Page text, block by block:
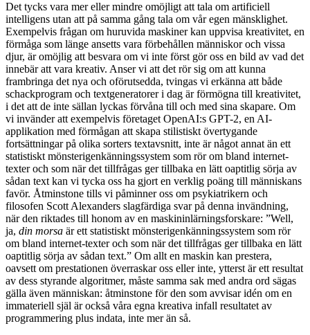
Det tycks vara mer eller mindre omöjligt att tala om artificiell
intelligens utan att på samma gång tala om vår egen mänsklighet.
Exempelvis frågan om huruvida maskiner kan uppvisa kreativitet, en
förmåga som länge ansetts vara förbehållen människor och vissa
djur, är omöjlig att besvara om vi inte först gör oss en bild av vad det
innebär att vara kreativ. Anser vi att det rör sig om att kunna
frambringa det nya och oförutsedda, tvingas vi erkänna att både
schackprogram och textgeneratorer i dag är förmögna till kreativitet,
i det att de inte sällan lyckas förvåna till och med sina skapare. Om
vi invänder att exempelvis företaget OpenAI:s GPT-2, en AI-
applikation med förmågan att skapa stilistiskt övertygande
fortsättningar på olika sorters textavsnitt, inte är något annat än ett
statistiskt mönsterigenkänningssystem som rör om bland internet-
texter och som när det tillfrågas ger tillbaka en lätt oaptitlig sörja av
sådan text kan vi tycka oss ha gjort en verklig poäng till människans
favör. Åtminstone tills vi påminner oss om psykiatrikern och
filosofen Scott Alexanders slagfärdiga svar på denna invändning,
när den riktades till honom av en maskininlärningsforskare: ”Well,
ja, din morsa är ett statistiskt mönsterigenkänningssystem som rör
om bland internet-texter och som när det tillfrågas ger tillbaka en lätt
oaptitlig sörja av sådan text.” Om allt en maskin kan prestera,
oavsett om prestationen överraskar oss eller inte, ytterst är ett resultat
av dess styrande algoritmer, måste samma sak med andra ord sägas
gälla även människan: åtminstone för den som avvisar idén om en
immateriell själ är också våra egna kreativa infall resultatet av
programmering plus indata, inte mer än så.